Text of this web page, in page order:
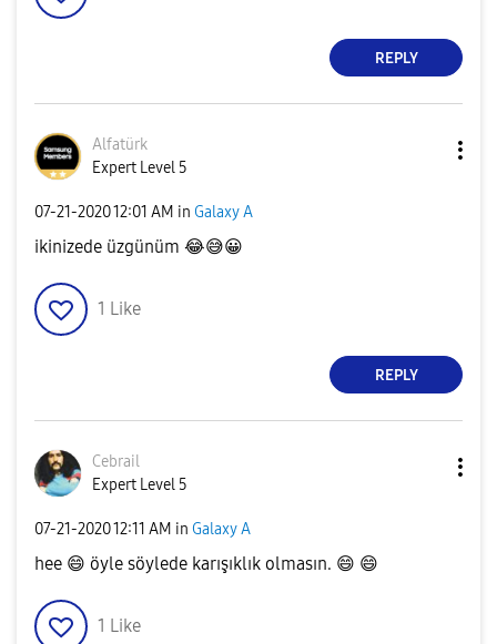
REPLY
Alfatürk
Expert Level 5
‎07-21-202012:01 AM in Galaxy A
ikinizede üzgünüm 😂😅😀
1 Like
REPLY
Cebrail
Expert Level 5
‎07-21-202012:11 AM in Galaxy A
hee 😄 öyle söylede karışıklık olmasın. 😄 😄
1 Like